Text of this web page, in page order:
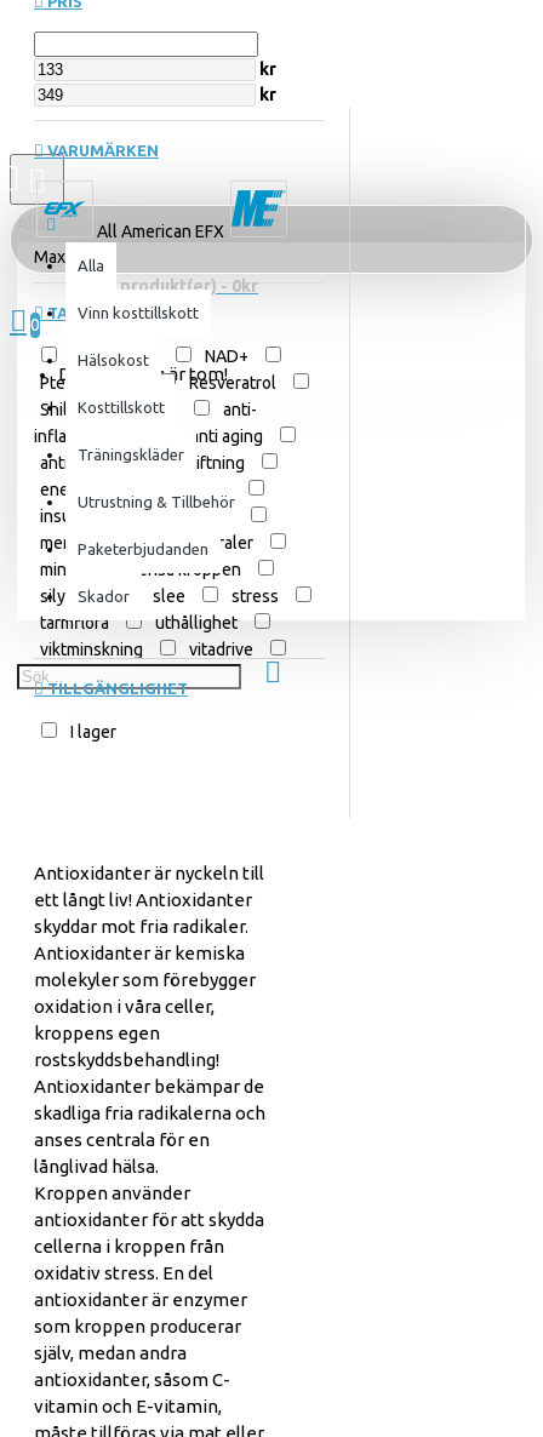
Alla
Alla
Vinn kosttillskott
Hälsokost
Kosttillskott
Träningskläder
Utrustning & Tillbehör
Paketerbjudanden
Skador
0 produkt(er) - 0kr
0
Din varukorg är tom!
kr
kr
VARUMÄRKEN
All American EFX
MaxiElit
TAGS
Milk Thistle
NAD+
Pterostilbene
Resveratrol
Shilajit
aaefx
anti-
inflammatorisk
anti aging
antioxidant
avgiftning
energi
insulin
knotweedrot
mental hälsa
mineraler
minne
rensa kroppen
silymarin
slee
stress
tarmflora
uthållighet
viktminskning
vitadrive
vitaminer
TILLGÄNGLIGHET
I lager
Antioxidanter är nyckeln till
ett långt liv! Antioxidanter
skyddar mot fria radikaler.
Antioxidanter är kemiska
molekyler som förebygger
oxidation i våra celler,
kroppens egen
rostskyddsbehandling!
Antioxidanter bekämpar de
skadliga fria radikalerna och
anses centrala för en
långlivad hälsa.
Kroppen använder
antioxidanter för att skydda
cellerna i kroppen från
oxidativ stress. En del
antioxidanter är enzymer
som kroppen producerar
själv, medan andra
antioxidanter, såsom C-
vitamin och E-vitamin,
måste tillföras via mat eller